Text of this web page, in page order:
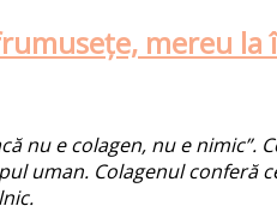
mereu la
nu e colagen, nu e
uman. Colagenul conferă